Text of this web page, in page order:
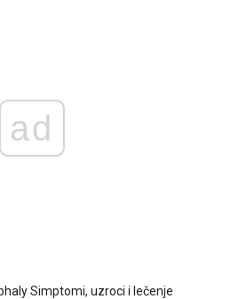
ad
Simptomi, uzroci i lečenje